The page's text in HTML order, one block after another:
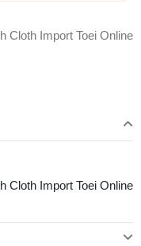
Cloth Import Toei Online
Cloth Import Toei Online